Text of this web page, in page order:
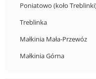
Poniatowo (koło
Treblinka
Małkinia Mała-Przewóz
Małkinia Górna